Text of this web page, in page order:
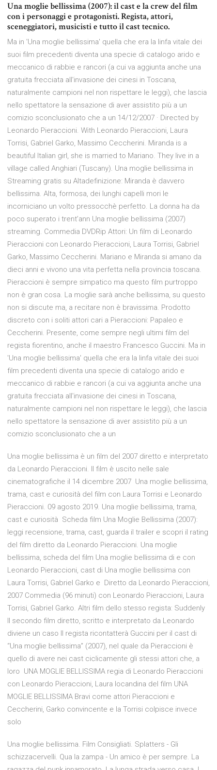
Una moglie bellissima (2007): il cast e la crew del film
con i personaggi e protagonisti. Regista, attori,
sceneggiatori, musicisti e tutto il cast tecnico.
Ma in 'Una moglie bellissima' quella che era la linfa vitale dei
suoi film precedenti diventa una specie di catalogo arido e
meccanico di rabbie e rancori (a cui va aggiunta anche una
gratuita frecciata all'invasione dei cinesi in Toscana,
naturalmente campioni nel non rispettare le leggi), che lascia
nello spettatore la sensazione di aver assistito più a un
comizio sconclusionato che a un 14/12/2007 · Directed by
Leonardo Pieraccioni. With Leonardo Pieraccioni, Laura
Torrisi, Gabriel Garko, Massimo Ceccherini. Miranda is a
beautiful Italian girl, she is married to Mariano. They live in a
village called Anghiari (Tuscany). Una moglie bellissima in
Streaming gratis su Altadefinizione: Miranda è davvero
bellissima. Alta, formosa, dei lunghi capelli mori le
incorniciano un volto pressocchè perfetto. La donna ha da
poco superato i trent’ann Una moglie bellissima (2007)
streaming. Commedia DVDRip Attori: Un film di Leonardo
Pieraccioni con Leonardo Pieraccioni, Laura Torrisi, Gabriel
Garko, Massimo Ceccherini. Mariano e Miranda si amano da
dieci anni e vivono una vita perfetta nella provincia toscana.
Pieraccioni è sempre simpatico ma questo film purtroppo
non è gran cosa. La moglie sarà anche bellissima, su questo
non si discute ma, a recitare non è bravissima. Prodotto
discreto con i soliti attori cari a Pieraccioni: Papaleo e
Ceccherini. Presente, come sempre negli ultimi film del
regista fiorentino, anche il maestro Francesco Guccini. Ma in
'Una moglie bellissima' quella che era la linfa vitale dei suoi
film precedenti diventa una specie di catalogo arido e
meccanico di rabbie e rancori (a cui va aggiunta anche una
gratuita frecciata all'invasione dei cinesi in Toscana,
naturalmente campioni nel non rispettare le leggi), che lascia
nello spettatore la sensazione di aver assistito più a un
comizio sconclusionato che a un
Una moglie bellissima è un film del 2007 diretto e interpretato
da Leonardo Pieraccioni. Il film è uscito nelle sale
cinematografiche il 14 dicembre 2007 Una moglie bellissima,
trama, cast e curiosità del film con Laura Torrisi e Leonardo
Pieraccioni. 09 agosto 2019. Una moglie bellissima, trama,
cast e curiosità Scheda film Una Moglie Bellissima (2007):
leggi recensione, trama, cast, guarda il trailer e scopri il rating
del film diretto da Leonardo Pieraccioni. Una moglie
bellissima, scheda del film Una moglie bellissima di e con
Leonardo Pieraccioni, cast di Una moglie bellissima con
Laura Torrisi, Gabriel Garko e Diretto da Leonardo Pieraccioni,
2007 Commedia (96 minuti) con Leonardo Pieraccioni, Laura
Torrisi, Gabriel Garko. Altri film dello stesso regista: Suddenly
Il secondo film diretto, scritto e interpretato da Leonardo
diviene un caso Il regista ricontatterà Guccini per il cast di
“Una moglie bellissima” (2007), nel quale da Pieraccioni è
quello di avere nei cast ciclicamente gli stessi attori che, a
loro UNA MOGLIE BELLISSIMA regia di Leonardo Pieraccioni
con Leonardo Pieraccioni, Laura locandina del film UNA
MOGLIE BELLISSIMA Bravi come attori Pieraccioni e
Ceccherini, Garko convincente e la Torrisi colpisce invece
solo
Una moglie bellissima. Film Consigliati. Splatters - Gli
schizzacervelli. Qua la zampa - Un amico è per sempre. La